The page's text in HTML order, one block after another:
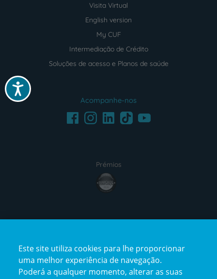
Acessibilidade
Visita Virtual
English version
My CUF
Intermediação de Crédito
Soluções de acesso e Planos de saúde
Acompanhe-nos
FacebookInstagramLinkedInTikTokYoutube
Prémios
award4
certification2certification3
Este site utiliza cookies para lhe proporcionar
uma melhor experiência de navegação.
Poderá a qualquer momento, alterar as suas